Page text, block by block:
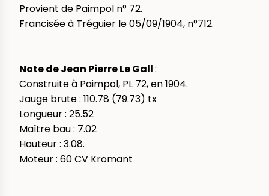
Provient de Paimpol n° 72.
Francisée à Tréguier le 05/09/1904, n°712.
Note de Jean Pierre Le Gall:
Construite à Paimpol, PL 72, en 1904.
Jauge brute : 110.78 (79.73) tx
Longueur : 25.52
Maître bau : 7.02
Hauteur : 3.08.
Moteur : 60 CV Kromant